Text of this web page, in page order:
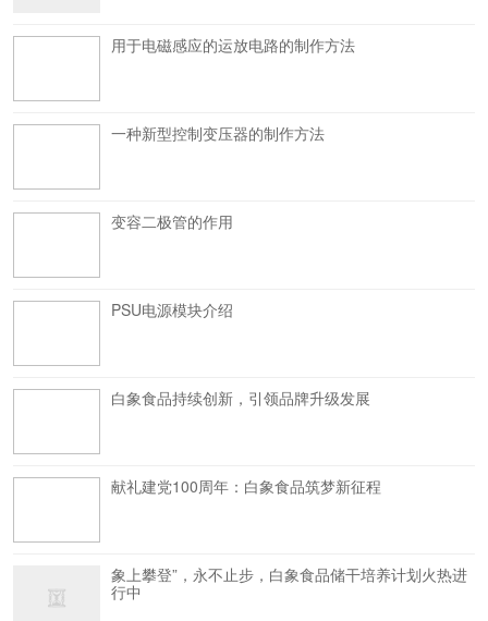
用于电磁感应的运放电路的制作方法
一种新型控制变压器的制作方法
变容二极管的作用
PSU电源模块介绍
白象食品持续创新，引领品牌升级发展
献礼建党100周年：白象食品筑梦新征程
象上攀登”，永不止步，白象食品储干培养计划火热进
行中